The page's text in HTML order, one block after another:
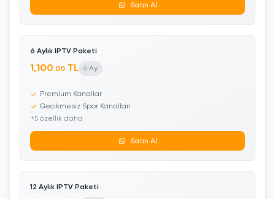
Satın Al
6 Aylık IPTV Paketi
1,100.00 TL 6 Ay
Premium Kanallar
Gecikmesiz Spor Kanalları
+5 özellik daha
Satın Al
12 Aylık IPTV Paketi